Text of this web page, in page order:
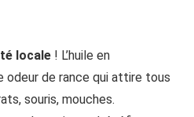
locale ! L’huile en
odeur de rance qui attire tous
souris, mouches.